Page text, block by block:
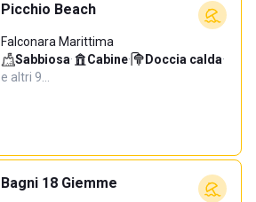
Picchio Beach
Falconara Marittima
Sabbiosa· Cabine· Doccia calda·
e altri 9…
Bagni 18 Giemme